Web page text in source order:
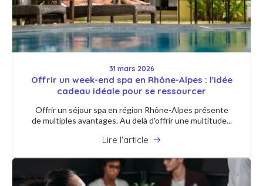
31 mars 2026
Offrir un week-end spa en Rhône-Alpes : l'idée
cadeau idéale pour se ressourcer
Offrir un séjour spa en région Rhône-Alpes présente
de multiples avantages. Au delà d'offrir une multitude...
Lire l'article